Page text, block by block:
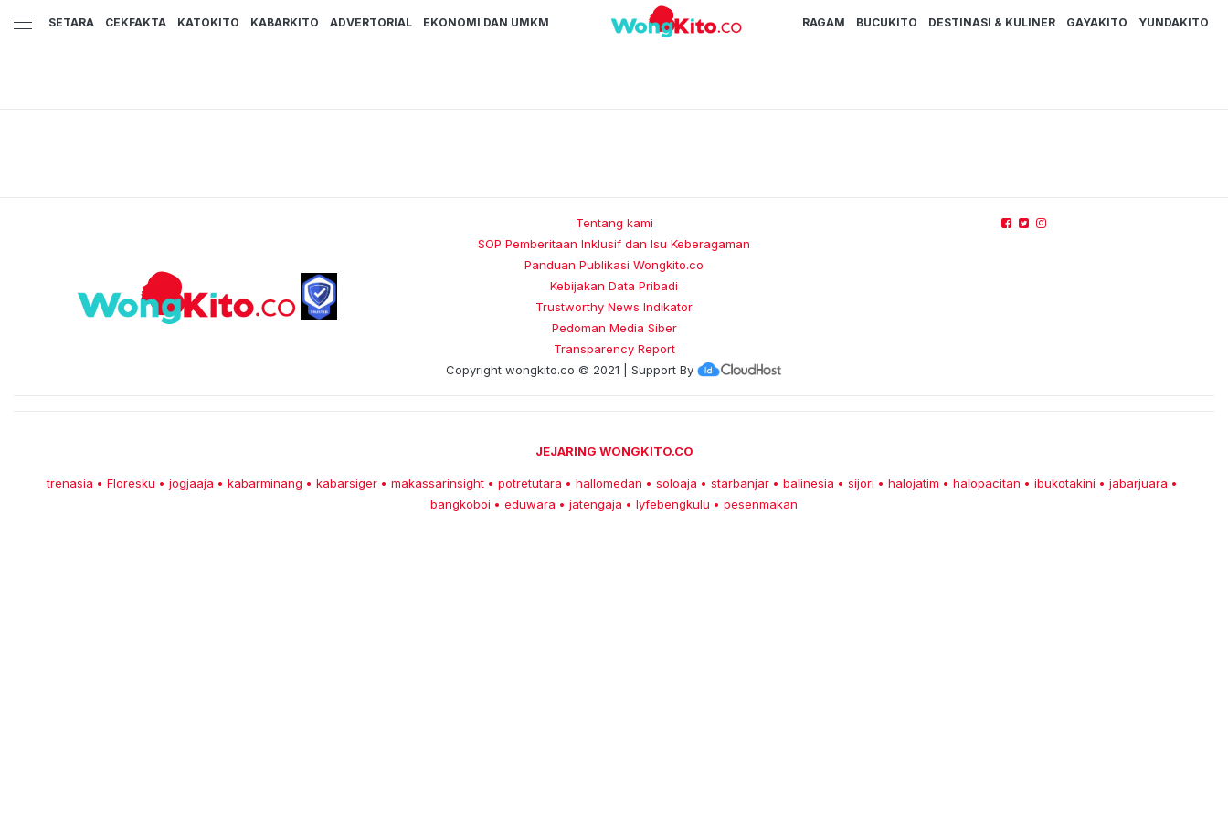
SETARA CEKFAKTA KATOKITO KABARKITO ADVERTORIAL EKONOMI DAN UMKM RAGAM BUCUKITO DESTINASI & KULINER GAYAKITO YUNDAKITO
Tentang kami
SOP Pemberitaan Inklusif dan Isu Keberagaman
Panduan Publikasi Wongkito.co
Kebijakan Data Pribadi
Trustworthy News Indikator
Pedoman Media Siber
Transparency Report
Copyright wongkito.co © 2021 | Support By
JEJARING WONGKITO.CO
trenasia • Floresku • jogjaaja • kabarminang • kabarsiger • makassarinsight • potretutara • hallomedan • soloaja • starbanjar • balinesia • sijori • halojatim • halopacitan • ibukotakini • jabarjuara •
bangkoboi • eduwara • jatengaja • lyfebengkulu • pesenmakan